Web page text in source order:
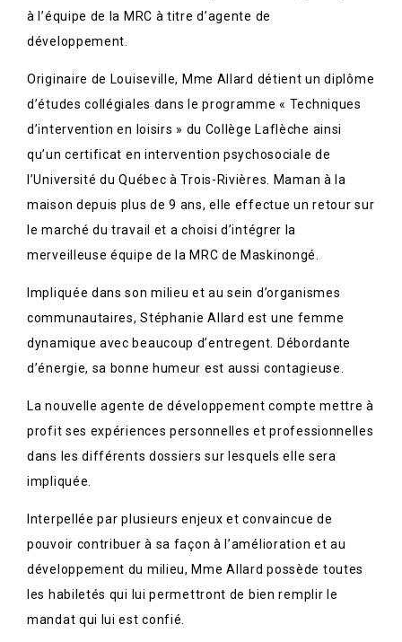
à l’équipe de la MRC à titre d’agente de
développement.
Originaire de Louiseville, Mme Allard détient un diplôme
d’études collégiales dans le programme « Techniques
d’intervention en loisirs » du Collège Laflèche ainsi
qu’un certificat en intervention psychosociale de
l’Université du Québec à Trois-Rivières. Maman à la
maison depuis plus de 9 ans, elle effectue un retour sur
le marché du travail et a choisi d’intégrer la
merveilleuse équipe de la MRC de Maskinongé.
Impliquée dans son milieu et au sein d’organismes
communautaires, Stéphanie Allard est une femme
dynamique avec beaucoup d’entregent. Débordante
d’énergie, sa bonne humeur est aussi contagieuse.
La nouvelle agente de développement compte mettre à
profit ses expériences personnelles et professionnelles
dans les différents dossiers sur lesquels elle sera
impliquée.
Interpellée par plusieurs enjeux et convaincue de
pouvoir contribuer à sa façon à l’amélioration et au
développement du milieu, Mme Allard possède toutes
les habiletés qui lui permettront de bien remplir le
mandat qui lui est confié.